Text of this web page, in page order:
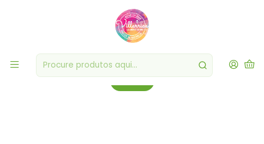
Saúde & Bem Estar
Priorize a sua saúde e bem-estar com nossa linha de produtos
seleccionados.